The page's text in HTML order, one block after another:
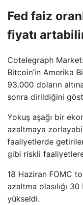
Fed faiz
fiyatı
Cotelegraph
Bitcoin’in Amerika
93.000 doların
sonra dirildiğini
Yokuş aşağı bir
azaltmaya
faaliyetlerde
gibi riskli
18 Haziran FOMC
azaltma olasılığı 30
yükseldi.